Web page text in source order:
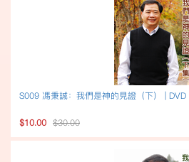
S009 馮秉誠：我們是神的見證（下） | DVD
$10.00 $30.00